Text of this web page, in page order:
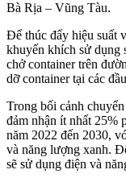
Bà Rịa – Vũng Tàu.
Để thúc đẩy hiệu suất
khuyến khích sử dụng
chở container trên
dỡ container tại các
Trong bối cảnh
đảm nhận ít nhất 25%
năm 2022 đến 2030,
và năng lượng xanh.
sẽ sử dụng điện và